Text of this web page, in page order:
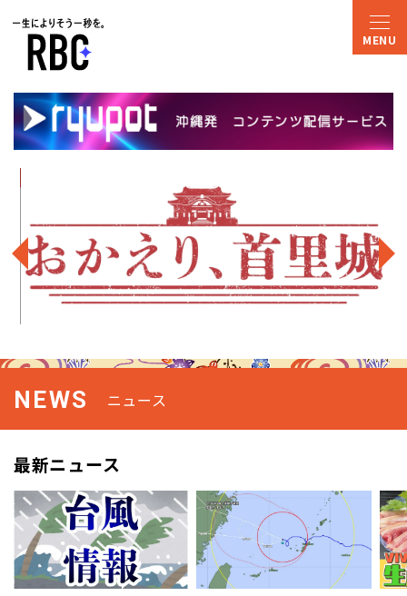
NEWS ニュース
最新ニュース